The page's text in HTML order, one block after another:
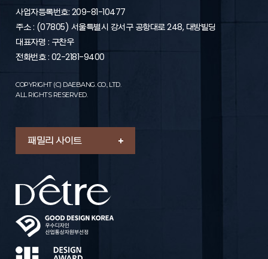
1. “회사”는 “가입신청자”의 신청에 대하여 “서비스” 이용을 승낙
함을 원칙으로 합니다. 다만, “회사”는 다음 각 호에 해당하는 신
청에 대하여는 승낙을 하지 않거나 사후에 이용계약을
해지할 수 있습니다.
- “가입신청자”가 이 약관에 의하여 이전에 회원자격을 상실한
적이 있는 경우 다만, 회원자격 상실 후 1년이 경과한 자로서 “회
- 실명이 아니거나 타인의 명의를 이용한 경우
- 허위의 정보를 기재하거나, “회사”가 제시하는 내용을 기재하
2. “회원”의 가입 신청을 처리함에 있어 “회사”는 “회원”에게 전문
기관을 통한 실명확인 및 본인인증을 요청할 수 있습니다.
에 해당하는 이용신청에 대하여는 승낙을 유보할 수 있습니다.
- 설비에 여유가 없는 경우
- 기술상 지장이 있는 경우
4. “회사”는 다음 각 호의 1에 해당하는 이용신청에 대하여는 이
를 승낙하지 아니 할 수 있습니다.
- 이름이 실명이 아닌 경우
사업자등록번호: 209-81-10477
주소 : (07805) 서울특별시 강서구 공항대로 248, 대방빌딩
대표자명 : 구찬우
전화번호 : 02-2181-9400
COPYRIGHT (C) DAEBANG. CO., LTD.
ALL RIGHTS RESERVED.
패밀리 사이트